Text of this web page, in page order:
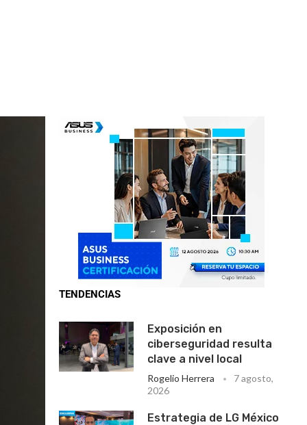
TENDENCIAS
Exposición en
ciberseguridad resulta
clave a nivel local
Rogelio Herrera
7 agosto,
2026
Estrategia de LG México